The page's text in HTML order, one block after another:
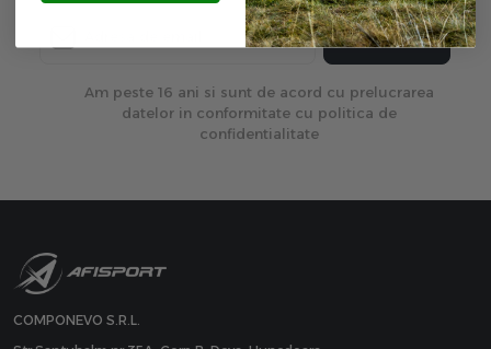
Inscrie-te
Am peste 16 ani si sunt de acord cu prelucrarea
datelor in conformitate cu politica de
confidentialitate
COMPONEVO S.R.L.